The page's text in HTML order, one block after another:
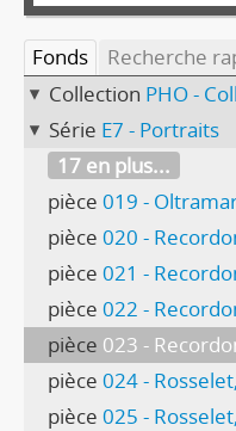
Fonds
Recherche
Collection PHO -
Série E7 - Portraits
17 en plus...
pièce 019 -
pièce 020 -
pièce 021 -
pièce 022 -
pièce 023 -
pièce 024 -
pièce 025 -